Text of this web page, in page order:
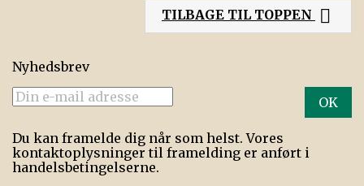
TILBAGE TIL TOPPEN 
Nyhedsbrev
Du kan framelde dig når som helst. Vores
kontaktoplysninger til framelding er anført i
handelsbetingelserne.